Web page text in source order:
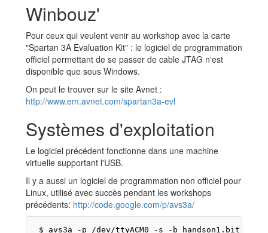
Winbouz'
Pour ceux qui veulent venir au workshop avec la carte
"Spartan 3A Evaluation Kit" : le logiciel de programmation
officiel permettant de se passer de cable JTAG n'est
disponible que sous Windows.
On peut le trouver sur le site Avnet :
http://www.em.avnet.com/spartan3a-evl
Systèmes d'exploitation
Le logiciel précédent fonctionne dans une machine
virtuelle supportant l'USB.
Il y a aussi un logiciel de programmation non officiel pour
Linux, utilisé avec succès pendant les workshops
précédents: http://code.google.com/p/avs3a/